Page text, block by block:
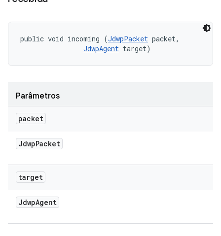
public void incoming (JdwpPacket packet,
JdwpAgent target)
Parâmetros
packet
JdwpPacket
target
JdwpAgent